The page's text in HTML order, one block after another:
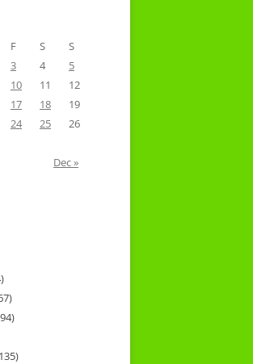
F S
S
3 4
5
10 11
12
17 18
19
24 25
26
Dec »